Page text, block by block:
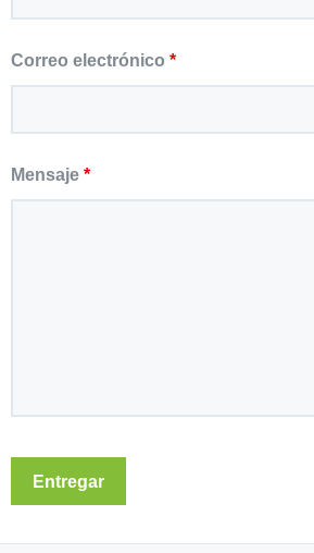
Correo electrónico *
Mensaje *